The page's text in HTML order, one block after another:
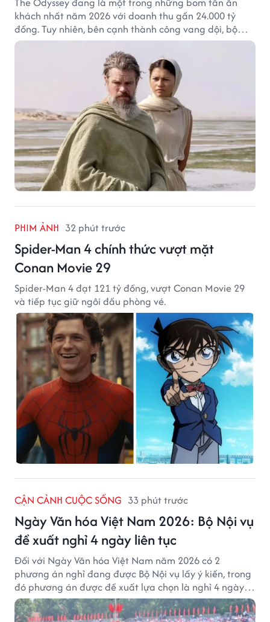
khách nhất năm 2026 với doanh thu gần 24.000 tỷ
đồng. Tuy nhiên, bên cạnh thành công vang dội, bộ
phim của Christopher Nolan cũng vấp phải không ít
tranh cãi từ khán giả.
PHIM ẢNH 32 phút trước
Spider-Man 4 chính thức vượt mặt
Conan Movie 29
Spider-Man 4 đạt 121 tỷ đồng, vượt Conan Movie 29
và tiếp tục giữ ngôi đầu phòng vé.
CẬN CẢNH CUỘC SỐNG 33 phút trước
Ngày Văn hóa Việt Nam 2026: Bộ Nội vụ
đề xuất nghỉ 4 ngày liên tục
Đối với Ngày Văn hóa Việt Nam năm 2026 có 2
phương án nghỉ đang được Bộ Nội vụ lấy ý kiến, trong
đó phương án được đề xuất lựa chọn là nghỉ 4 ngày
liên tục từ 21/11 đến 24/11, đồng thời hoán đổi 1 ngày
làm việc sang thứ Bảy (28/11).